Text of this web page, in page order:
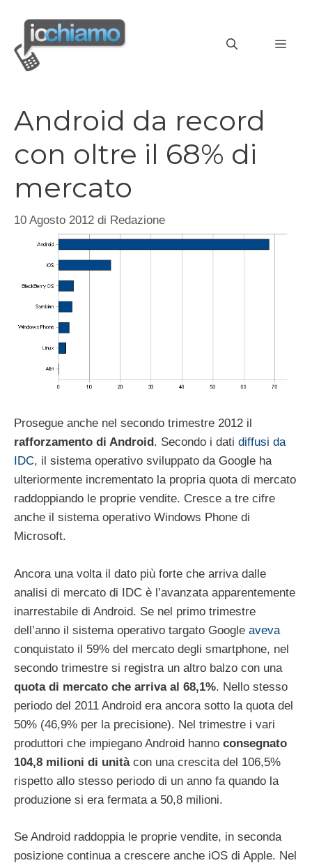
contenuto
Android da record
con oltre il 68% di
mercato
10 Agosto 2012 di Redazione
Prosegue anche nel secondo trimestre 2012 il
rafforzamento di Android. Secondo i dati diffusi da
IDC, il sistema operativo sviluppato da Google ha
ulteriormente incrementato la propria quota di mercato
raddoppiando le proprie vendite. Cresce a tre cifre
anche il sistema operativo Windows Phone di
Microsoft.
Ancora una volta il dato più forte che arriva dalle
analisi di mercato di IDC è l’avanzata apparentemente
inarrestabile di Android. Se nel primo trimestre
dell’anno il sistema operativo targato Google aveva
conquistato il 59% del mercato degli smartphone, nel
secondo trimestre si registra un altro balzo con una
quota di mercato che arriva al 68,1%. Nello stesso
periodo del 2011 Android era ancora sotto la quota del
50% (46,9% per la precisione). Nel trimestre i vari
produttori che impiegano Android hanno consegnato
104,8 milioni di unitàcon una crescita del 106,5%
rispetto allo stesso periodo di un anno fa quando la
produzione si era fermata a 50,8 milioni.
Se Android raddoppia le proprie vendite, in seconda
posizione continua a crescere anche iOS di Apple. Nel